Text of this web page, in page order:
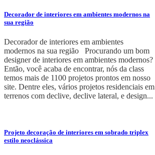
Decorador de interiores em ambientes modernos na
sua região
Decorador de interiores em ambientes
modernos na sua região Procurando um bom
designer de interiores em ambientes modernos?
Então, você acaba de encontrar, nós da class
temos mais de 1100 projetos prontos em nosso
site. Dentre eles, vários projetos residenciais em
terrenos com declive, declive lateral, e design...
Projeto decoração de interiores em sobrado triplex
estilo neoclássica